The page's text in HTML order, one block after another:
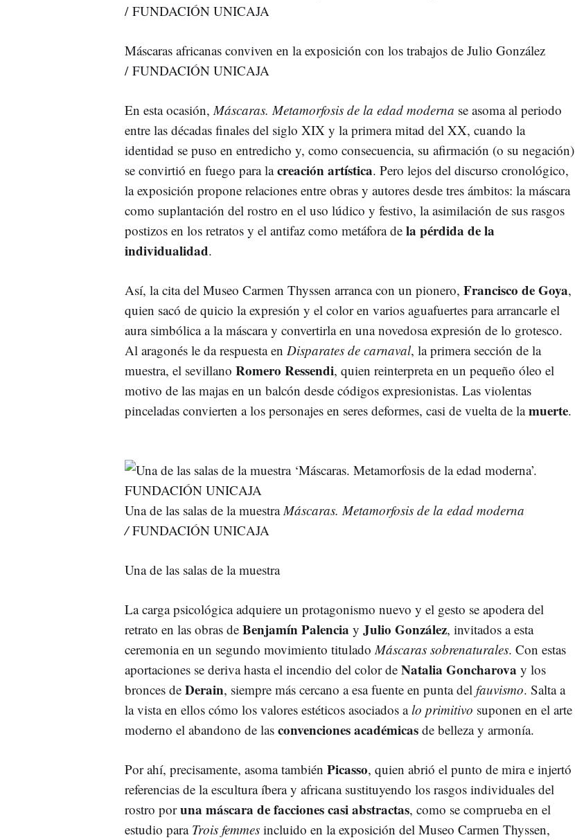
/ FUNDACIÓN UNICAJA
Máscaras africanas conviven en la exposición con los trabajos de Julio González
/ FUNDACIÓN UNICAJA
En esta ocasión, Máscaras. Metamorfosis de la edad moderna se asoma al periodo
entre las décadas finales del siglo XIX y la primera mitad del XX, cuando la
identidad se puso en entredicho y, como consecuencia, su afirmación (o su negación)
se convirtió en fuego para lacreación artística. Pero lejos del discurso cronológico,
la exposición propone relaciones entre obras y autores desde tres ámbitos: la máscara
como suplantación del rostro en el uso lúdico y festivo, la asimilación de sus rasgos
postizos en los retratos y el antifaz como metáfora de la pérdida de la
individualidad.
Así, la cita del Museo Carmen Thyssen arranca con un pionero, Francisco de Goya,
quien sacó de quicio la expresión y el color en varios aguafuertes para arrancarle el
aura simbólica a la máscara y convertirla en una novedosa expresión de lo grotesco.
Al aragonés le da respuesta en Disparates de carnaval, la primera sección de la
muestra, el sevillano Romero Ressendi, quien reinterpreta en un pequeño óleo el
motivo de las majas en un balcón desde códigos expresionistas. Las violentas
pinceladas convierten a los personajes en seres deformes, casi de vuelta de lamuerte.
Una de las salas de la muestra Máscaras. Metamorfosis de la edad moderna
/FUNDACIÓN UNICAJA
Una de las salas de la muestra
La carga psicológica adquiere un protagonismo nuevo y el gesto se apodera del
retrato en las obras de Benjamín Palencia y Julio González, invitados a esta
ceremonia en un segundo movimiento titulado Máscaras sobrenaturales. Con estas
aportaciones se deriva hasta el incendio del color de Natalia Goncharova y los
bronces de Derain, siempre más cercano a esa fuente en punta del fauvismo. Salta a
la vista en ellos cómo los valores estéticos asociados alo primitivo suponen en el arte
moderno el abandono de las convenciones académicas de belleza y armonía.
Por ahí, precisamente, asoma también Picasso, quien abrió el punto de mira e injertó
referencias de la escultura íbera y africana sustituyendo los rasgos individuales del
rostro poruna máscara de facciones casi abstractas, como se comprueba en el
estudio para Trois femmes incluido en la exposición del Museo Carmen Thyssen,